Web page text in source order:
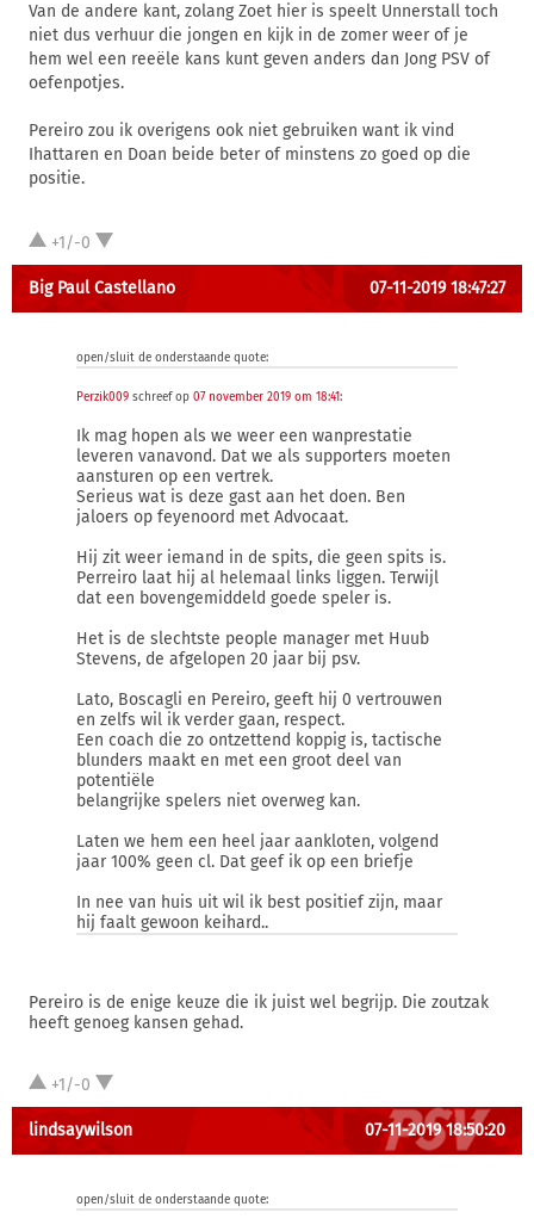
Van de andere kant, zolang Zoet hier is speelt Unnerstall toch
niet dus verhuur die jongen en kijk in de zomer weer of je
hem wel een reeële kans kunt geven anders dan Jong PSV of
oefenpotjes.
Pereiro zou ik overigens ook niet gebruiken want ik vind
Ihattaren en Doan beide beter of minstens zo goed op die
positie.
+1/-0
Big Paul Castellano 07-11-2019 18:47:27
open/sluit de onderstaande quote:
Perzik009 schreef op 07 november 2019 om 18:41:
Ik mag hopen als we weer een wanprestatie
leveren vanavond. Dat we als supporters moeten
aansturen op een vertrek.
Serieus wat is deze gast aan het doen. Ben
jaloers op feyenoord met Advocaat.
Hij zit weer iemand in de spits, die geen spits is.
Perreiro laat hij al helemaal links liggen. Terwijl
dat een bovengemiddeld goede speler is.
Het is de slechtste people manager met Huub
Stevens, de afgelopen 20 jaar bij psv.
Lato, Boscagli en Pereiro, geeft hij 0 vertrouwen
en zelfs wil ik verder gaan, respect.
Een coach die zo ontzettend koppig is, tactische
blunders maakt en met een groot deel van
potentiële
belangrijke spelers niet overweg kan.
Laten we hem een heel jaar aankloten, volgend
jaar 100% geen cl. Dat geef ik op een briefje
In nee van huis uit wil ik best positief zijn, maar
hij faalt gewoon keihard..
Pereiro is de enige keuze die ik juist wel begrijp. Die zoutzak
heeft genoeg kansen gehad.
+1/-0
lindsaywilson 07-11-2019 18:50:20
open/sluit de onderstaande quote: